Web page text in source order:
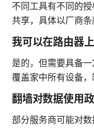
不同工具有不同的
共享，具体以厂商条
我可以在路由器
是的，但需要具备
覆盖家中所有设备，
翻墙对数据使用
部分服务商可能对